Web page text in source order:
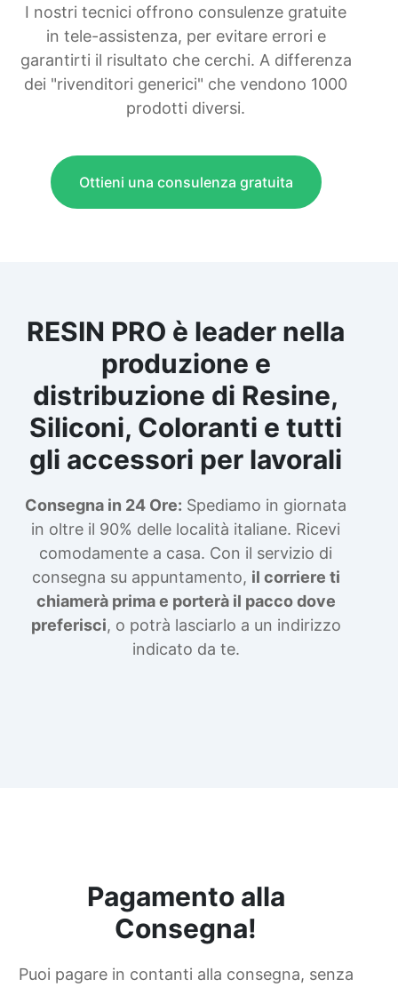
I nostri tecnici offrono consulenze gratuite
in tele-assistenza, per evitare errori e
garantirti il risultato che cerchi. A differenza
dei "rivenditori generici" che vendono 1000
prodotti diversi.
Ottieni una consulenza gratuita
RESIN PRO è leader nella
produzione e
distribuzione di Resine,
Siliconi, Coloranti e tutti
gli accessori per lavorali
Consegna in 24 Ore: Spediamo in giornata
in oltre il 90% delle località italiane. Ricevi
comodamente a casa. Con il servizio di
consegna su appuntamento, il corriere ti
chiamerà prima e porterà il pacco dove
preferisci, o potrà lasciarlo a un indirizzo
indicato da te.
Pagamento alla
Consegna!
Puoi pagare in contanti alla consegna, senza